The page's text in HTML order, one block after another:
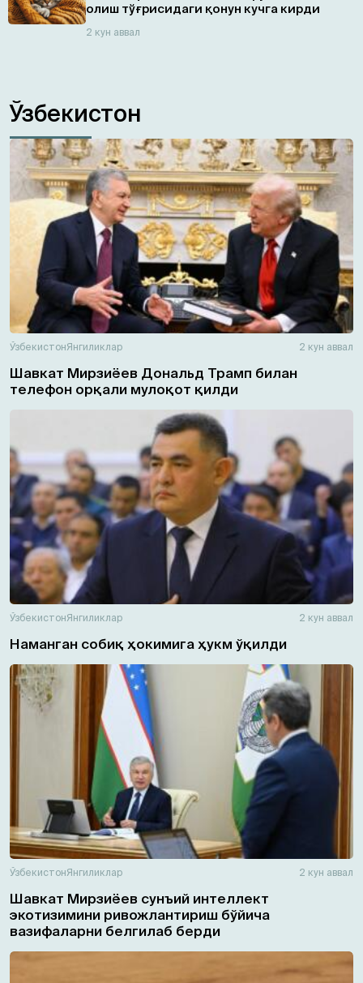
олиш тўғрисидаги қонун кучга кирди
2 кун аввал
Ўзбекистон
ЎзбекистонЯнгиликлар 2 кун аввал
Шавкат Мирзиёев Дональд Трамп билан
телефон орқали мулоқот қилди
ЎзбекистонЯнгиликлар 2 кун аввал
Наманган собиқ ҳокимига ҳукм ўқилди
ЎзбекистонЯнгиликлар 2 кун аввал
Шавкат Мирзиёев сунъий интеллект
экотизимини ривожлантириш бўйича
вазифаларни белгилаб берди